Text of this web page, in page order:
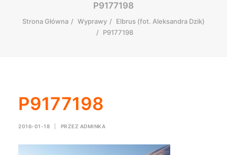
P9177198
Strona Główna Wyprawy
Elbrus (fot. Aleksandra Dzik)
P9177198
P9177198
2016-01-18 PRZEZ ADMINKA